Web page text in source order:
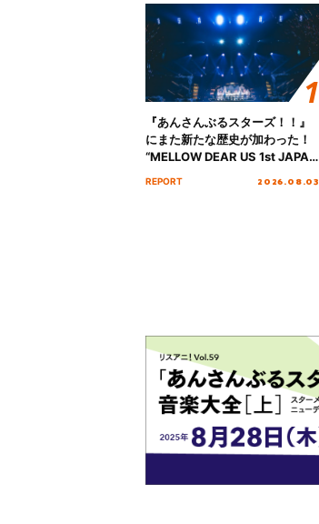
『あんさんぶるスターズ！！』
にまた新たな歴史が加わった！
“MELLOW DEAR US 1st JAPAN
REPORT 2026.08.03